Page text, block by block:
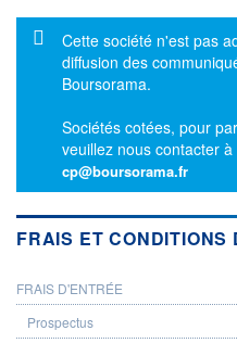
Message d'information
Cette société n'est pas
diffusion des
Boursorama.
Sociétés cotées, pour
veuillez nous contacter
cp@boursorama.fr
FRAIS ET CONDITIONS
PROSPECTUS
FRAIS D'ENTRÉE